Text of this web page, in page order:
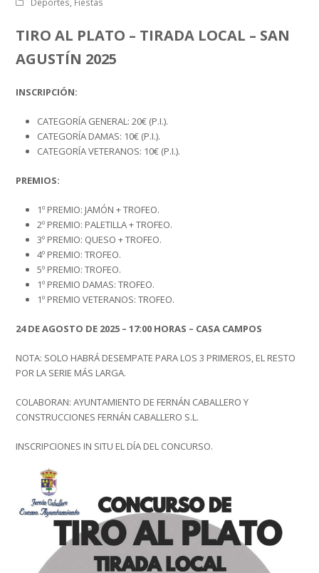
Deportes, Fiestas
TIRO AL PLATO – TIRADA LOCAL – SAN
AGUSTÍN 2025
INSCRIPCIÓN:
CATEGORÍA GENERAL: 20€ (P.I.).
CATEGORÍA DAMAS: 10€ (P.I.).
CATEGORÍA VETERANOS: 10€ (P.I.).
PREMIOS:
1º PREMIO: JAMÓN + TROFEO.
2º PREMIO: PALETILLA + TROFEO.
3º PREMIO: QUESO + TROFEO.
4º PREMIO: TROFEO.
5º PREMIO: TROFEO.
1º PREMIO DAMAS: TROFEO.
1º PREMIO VETERANOS: TROFEO.
24 DE AGOSTO DE 2025 – 17:00 HORAS – CASA CAMPOS
NOTA: SOLO HABRÁ DESEMPATE PARA LOS 3 PRIMEROS, EL RESTO
POR LA SERIE MÁS LARGA.
COLABORAN: AYUNTAMIENTO DE FERNÁN CABALLERO Y
CONSTRUCCIONES FERNÁN CABALLERO S.L.
INSCRIPCIONES IN SITU EL DÍA DEL CONCURSO.